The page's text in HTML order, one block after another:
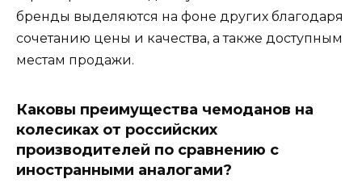
бренды выделяются на фоне других благодаря
сочетанию цены и качества, а также доступным
местам продажи.
Каковы преимущества чемоданов на
колесиках от российских
производителей по сравнению с
иностранными аналогами?